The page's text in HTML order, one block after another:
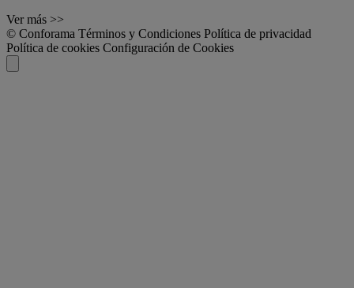
Ver más >>
© Conforama Términos y Condiciones Política de privacidad
Política de cookies Configuración de Cookies